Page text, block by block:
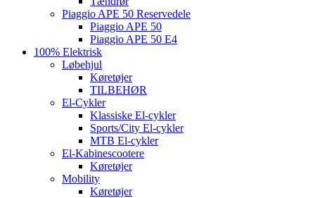
Piaggio APE 50 Reservedele
Piaggio APE 50
Piaggio APE 50 E4
100% Elektrisk
Løbehjul
Køretøjer
TILBEHØR
El-Cykler
Klassiske El-cykler
Sports/City El-cykler
MTB El-cykler
El-Kabinescootere
Køretøjer
Mobility
Køretøjer